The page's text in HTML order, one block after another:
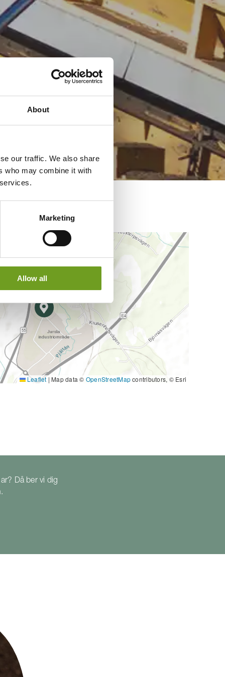
About
our traffic. We also share
who may combine it with
Marketing
Allow all
Leaflet | Map data © OpenStreetMapcontributors, © Esri
Då ber vi dig
.